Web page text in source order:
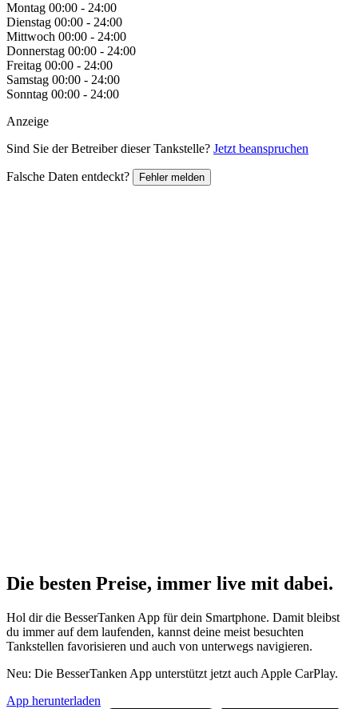
Montag 00:00 - 24:00
Dienstag 00:00 - 24:00
Mittwoch 00:00 - 24:00
Donnerstag 00:00 - 24:00
Freitag 00:00 - 24:00
Samstag 00:00 - 24:00
Sonntag 00:00 - 24:00
Anzeige
Sind Sie der Betreiber dieser Tankstelle? Jetzt beanspruchen
Falsche Daten entdeckt? Fehler melden
Die besten Preise, immer live mit dabei.
Hol dir die BesserTanken App für dein Smartphone. Damit bleibst
du immer auf dem laufenden, kannst deine meist besuchten
Tankstellen favorisieren und auch von unterwegs navigieren.
Neu: Die BesserTanken App unterstützt jetzt auch Apple CarPlay.
App herunterladen